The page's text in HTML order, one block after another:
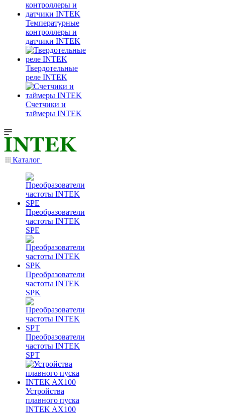
Температурные
контроллеры и
датчики INTEK
Твердотельные
реле INTEK
Счетчики и
таймеры INTEK
Каталог
Преобразователи
частоты INTEK
SPE
Преобразователи
частоты INTEK
SPK
Преобразователи
частоты INTEK
SPT
Устройства
плавного пуска
INTEK AX100